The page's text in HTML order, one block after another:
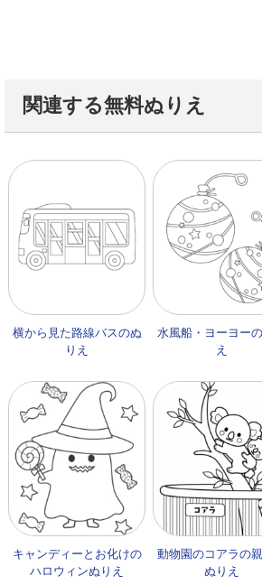
関連する無料ぬりえ
横から見た路線バスのぬ
りえ
水風船・ヨーヨー
え
キャンディーとお化けの
ハロウィンぬりえ
動物園のコアラの
ぬりえ